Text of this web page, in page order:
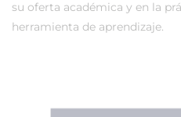
su oferta académica y en la
herramienta de aprendizaje.